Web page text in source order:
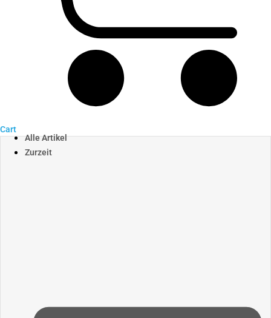
Cart
Alle Artikel
Zurzeit